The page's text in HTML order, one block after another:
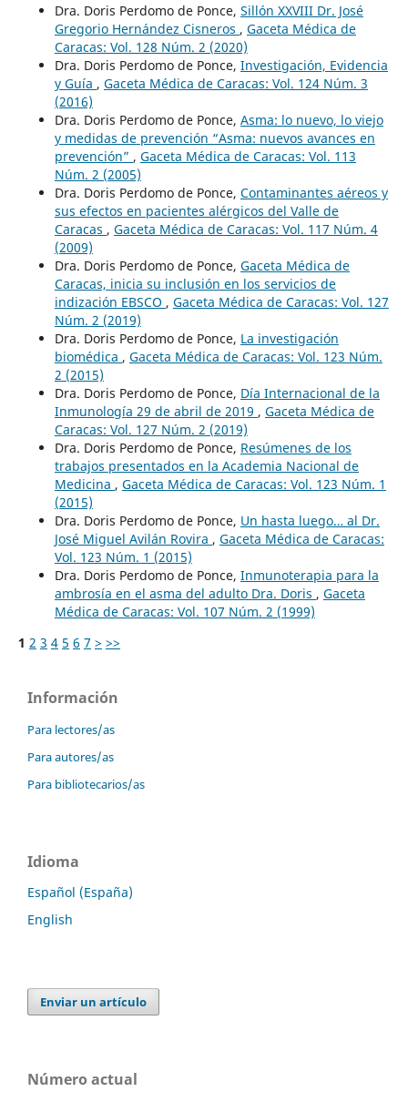
Dra. Doris Perdomo de Ponce, Sillón XXVIII Dr. José
Gregorio Hernández Cisneros , Gaceta Médica de
Caracas: Vol. 128 Núm. 2 (2020)
Dra. Doris Perdomo de Ponce, Investigación, Evidencia
y Guía , Gaceta Médica de Caracas: Vol. 124 Núm. 3
(2016)
Dra. Doris Perdomo de Ponce, Asma: lo nuevo, lo viejo
y medidas de prevención “Asma: nuevos avances en
prevención” , Gaceta Médica de Caracas: Vol. 113
Núm. 2 (2005)
Dra. Doris Perdomo de Ponce, Contaminantes aéreos y
sus efectos en pacientes alérgicos del Valle de
Caracas , Gaceta Médica de Caracas: Vol. 117 Núm. 4
(2009)
Dra. Doris Perdomo de Ponce, Gaceta Médica de
Caracas, inicia su inclusión en los servicios de
indización EBSCO , Gaceta Médica de Caracas: Vol. 127
Núm. 2 (2019)
Dra. Doris Perdomo de Ponce, La investigación
biomédica , Gaceta Médica de Caracas: Vol. 123 Núm.
2 (2015)
Dra. Doris Perdomo de Ponce, Día Internacional de la
Inmunología 29 de abril de 2019 , Gaceta Médica de
Caracas: Vol. 127 Núm. 2 (2019)
Dra. Doris Perdomo de Ponce, Resúmenes de los
trabajos presentados en la Academia Nacional de
Medicina , Gaceta Médica de Caracas: Vol. 123 Núm. 1
(2015)
Dra. Doris Perdomo de Ponce, Un hasta luego… al Dr.
José Miguel Avilán Rovira , Gaceta Médica de Caracas:
Vol. 123 Núm. 1 (2015)
Dra. Doris Perdomo de Ponce, Inmunoterapia para la
ambrosía en el asma del adulto Dra. Doris , Gaceta
Médica de Caracas: Vol. 107 Núm. 2 (1999)
1 2 3 4 5 6 7 > >>
Información
Para lectores/as
Para autores/as
Para bibliotecarios/as
Idioma
Español (España)
English
Enviar un artículo
Número actual